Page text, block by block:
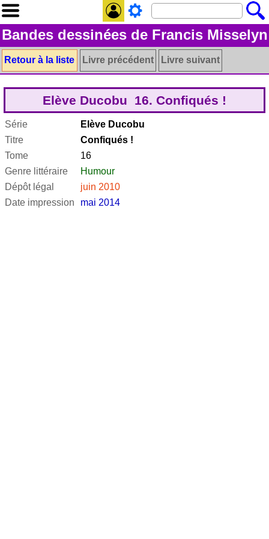
Bandes dessinées de Francis Misselyn
Retour à la liste Livre précédent Livre suivant
Elève Ducobu 16. Confiqués !
Série
Elève Ducobu
Titre
Confiqués !
Tome
16
Genre littéraire
Humour
Dépôt légal
juin 2010
Date impression
mai 2014